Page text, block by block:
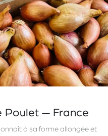
Poulet — France
à sa forme allongée et